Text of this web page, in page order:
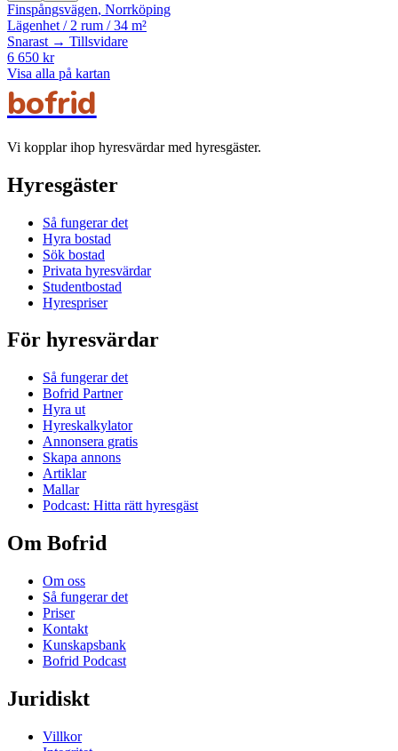
Finspångsvägen, Norrköping
Lägenhet / 2 rum /34 m²
Snarast → Tillsvidare
6 650 kr
Visa alla på kartan
bofrid
Vi kopplar ihop hyresvärdar med hyresgäster.
Hyresgäster
Så fungerar det
Hyra bostad
Sök bostad
Privata hyresvärdar
Studentbostad
Hyrespriser
För hyresvärdar
Så fungerar det
Bofrid Partner
Hyra ut
Hyreskalkylator
Annonsera gratis
Skapa annons
Artiklar
Mallar
Podcast: Hitta rätt hyresgäst
Om Bofrid
Om oss
Så fungerar det
Priser
Kontakt
Kunskapsbank
Bofrid Podcast
Juridiskt
Villkor